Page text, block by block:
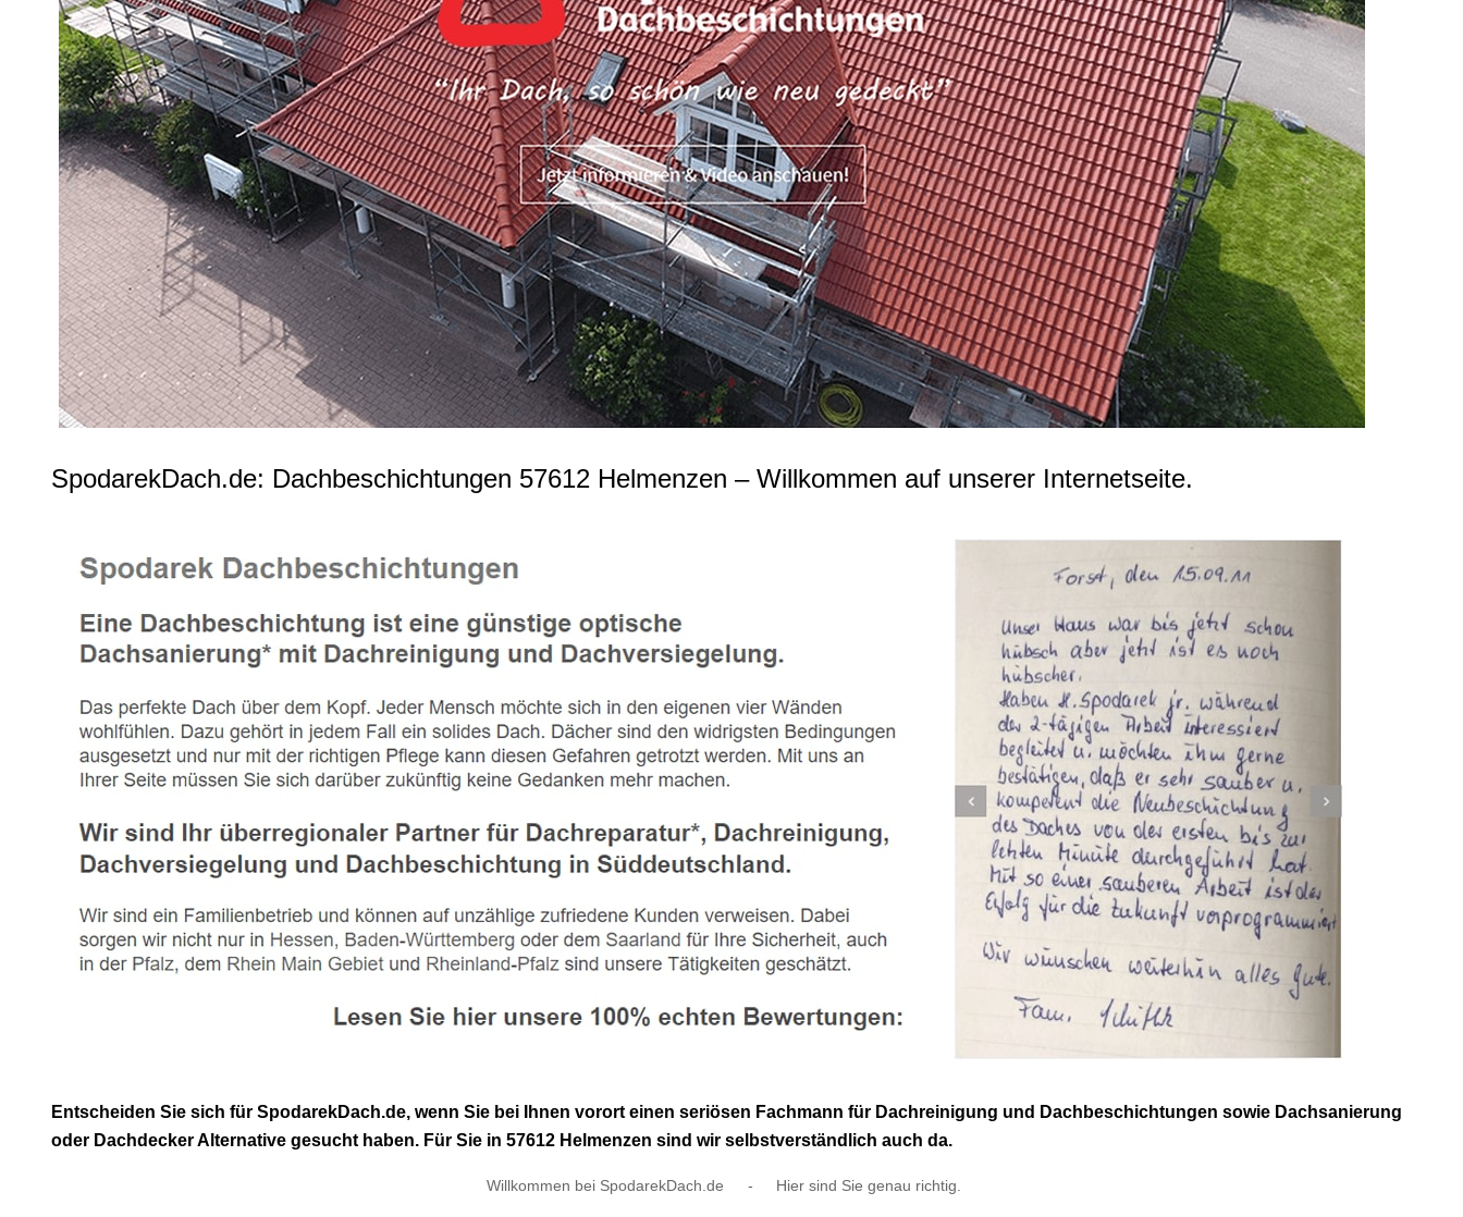
SpodarekDach.de: Dachbeschichtungen 57612 Helmenzen – Willkommen auf unserer Internetseite.
Entscheiden Sie sich für SpodarekDach.de, wenn Sie bei Ihnen vorort einen seriösen Fachmann für Dachreinigung und Dachbeschichtungen sowie Dachsanierung
oder Dachdecker Alternative gesucht haben. Für Sie in 57612 Helmenzen sind wir selbstverständlich auch da.
Willkommen bei SpodarekDach.de - Hier sind Sie genau richtig.